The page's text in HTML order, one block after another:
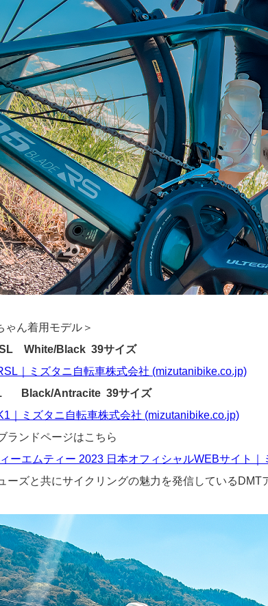
ゃん着用モデル＞
White/Black 39サイズ
｜ミズタニ自転車株式会社 (mizutanibike.co.jp)
Black/Antracite 39サイズ
｜ミズタニ自転車株式会社 (mizutanibike.co.jp)
ランドページはこちら
ーエムティー 2023 日本オフィシャルWEBサイト
ーズと共にサイクリングの魅力を発信している DMT